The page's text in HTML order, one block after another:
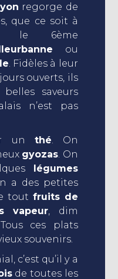
regorge de
que ce soit à
le 6ème
ou
. Fidèles à leur
ouverts, ils
saveurs
n’est pas
un thé. On
gyozas. On
légumes
a des petites
tout fruits de
vapeur, dim
ces plats
souvenirs.
c’est qu’il y a
de toutes les